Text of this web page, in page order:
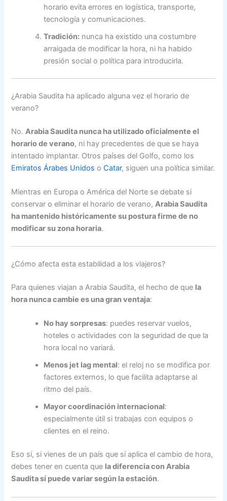
horario evita errores en logística, transporte,
tecnología y comunicaciones.
Tradición: nunca ha existido una costumbre
arraigada de modificar la hora, ni ha habido
presión social o política para introducirla.
¿Arabia Saudita ha aplicado alguna vez el horario de
verano?
No. Arabia Saudita nunca ha utilizado oficialmente el
horario de verano, ni hay precedentes de que se haya
intentado implantar. Otros países del Golfo, como los
Emiratos Árabes Unidos oCatar, siguen una política similar.
Mientras en Europa o América del Norte se debate si
conservar o eliminar el horario de verano,Arabia Saudita
ha mantenido históricamente su postura firme de no
modificar su zona horaria.
¿Cómo afecta esta estabilidad a los viajeros?
Para quienes viajan a Arabia Saudita, el hecho de que la
hora nunca cambie es una gran ventaja:
No hay sorpresas: puedes reservar vuelos,
hoteles o actividades con la seguridad de que la
hora local no variará.
Menos jet lag mental: el reloj no se modifica por
factores externos, lo que facilita adaptarse al
ritmo del país.
Mayor coordinación internacional:
especialmente útil si trabajas con equipos o
clientes en el reino.
Eso sí, si vienes de un país que sí aplica el cambio de hora,
debes tener en cuenta que la diferencia con Arabia
Saudita sí puede variar según la estación.